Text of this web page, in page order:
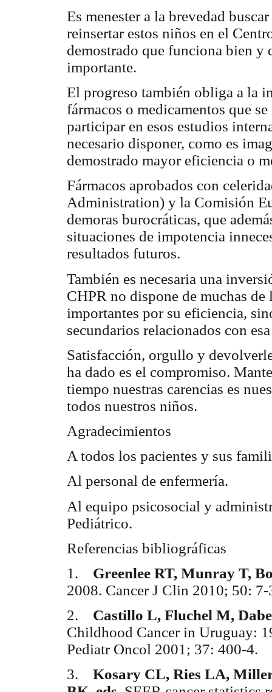
Es menester a la brevedad
reinsertar estos niños en el
demostrado que funciona bien y
importante.
El progreso también obliga a la
fármacos o medicamentos que
participar en esos estudios
necesario disponer, como es
demostrado mayor eficiencia o
Fármacos aprobados con
Administration) y la Comisión
demoras burocráticas, que
situaciones de impotencia
resultados futuros.
También es necesaria una
CHPR no dispone de muchas
importantes por su eficiencia,
secundarios relacionados con
Satisfacción, orgullo y
ha dado es el compromiso.
tiempo nuestras carencias es
todos nuestros niños.
Agradecimientos
A todos los pacientes y sus
Al personal de enfermería.
Al equipo psicosocial y
Pediátrico.
Referencias bibliográficas
1. Greenlee RT, Munray T,
2008. Cancer J Clin 2010; 50:
2. Castillo L, Fluchel M,
Childhood Cancer in Uruguay:
Pediatr Oncol 2001; 37: 400-4.
3. Kosary CL, Ries LA,